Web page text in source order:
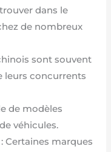
dans le
de nombreux
sont souvent
leurs concurrents
de modèles
véhicules.
: Certaines marques